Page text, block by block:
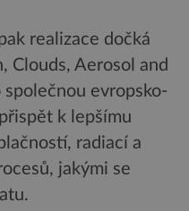
realizace dočká
Clouds, Aerosol and
společnou evropsko-
k lepšímu
radiací a
jakými se